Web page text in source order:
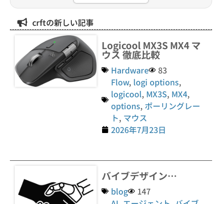
crftの新しい記事
Logicool MX3S MX4 マ
ウス 徹底比較
Hardware
83
Flow, logi options,
logicool, MX3S, MX4,
options, ポーリングレー
ト, マウス
2026年7月23日
バイブデザイン…
blog
147